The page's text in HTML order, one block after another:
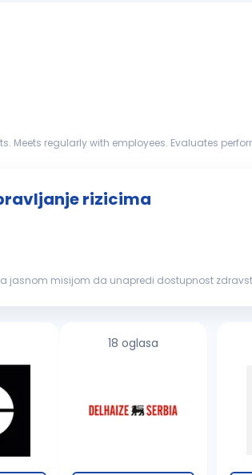
rizicima
jasnom misijom da unapredi dostupnost
18 oglasa